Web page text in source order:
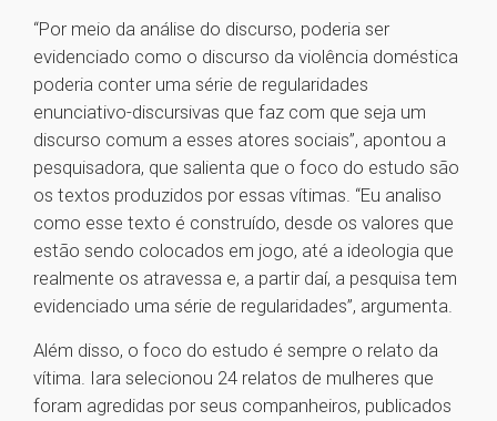
“Por meio da análise do discurso, poderia ser
evidenciado como o discurso da violência doméstica
poderia conter uma série de regularidades
enunciativo-discursivas que faz com que seja um
discurso comum a esses atores sociais”, apontou a
pesquisadora, que salienta que o foco do estudo são
os textos produzidos por essas vítimas. “Eu analiso
como esse texto é construído, desde os valores que
estão sendo colocados em jogo, até a ideologia que
realmente os atravessa e, a partir daí, a pesquisa tem
evidenciado uma série de regularidades”, argumenta.
Além disso, o foco do estudo é sempre o relato da
vítima. Iara selecionou 24 relatos de mulheres que
foram agredidas por seus companheiros, publicados